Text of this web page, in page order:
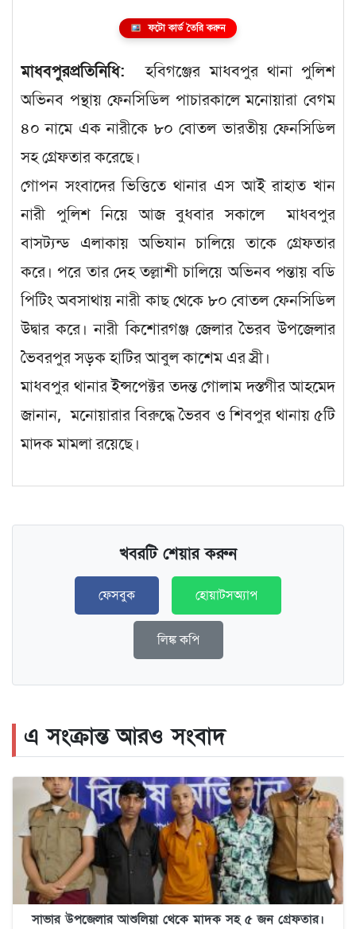
ফটো কার্ড তৈরি করুন
মাধবপুরপ্রতিনিধি:হবিগঞ্জের মাধবপুর থানা পুলিশ
অভিনব পন্থায় ফেনসিডিল পাচারকালে মনোয়ারা বেগম
৪০ নামে এক নারীকে ৮০ বোতল ভারতীয় ফেনসিডিল
সহ গ্রেফতার করেছে।
গোপন সংবাদের ভিত্তিতে থানার এস আই রাহাত খান
নারী পুলিশ নিয়ে আজ বুধবার সকালে মাধবপুর
বাসট্যন্ড এলাকায় অভিযান চালিয়ে তাকে গ্রেফতার
করে। পরে তার দেহ তল্লাশী চালিয়ে অভিনব পন্তায় বডি
পিটিং অবসাথায় নারী কাছ থেকে ৮০ বোতল ফেনসিডিল
উদ্বার করে। নারী কিশোরগঞ্জ জেলার ভৈরব উপজেলার
ভৈবরপুর সড়ক হাটির আবুল কাশেম এর স্রী।
মাধবপুর থানার ইন্সপেক্টর তদন্ত গোলাম দস্তগীর আহমেদ
জানান, মনোয়ারার বিরুদ্ধে ভৈরব ও শিবপুর থানায় ৫টি
মাদক মামলা রয়েছে।
খবরটি শেয়ার করুন
ফেসবুক হোয়াটসঅ্যাপ
লিঙ্ক কপি
এ সংক্রান্ত আরও সংবাদ
সাভার উপজেলার আশুলিয়া থেকে মাদক সহ ৫ জন গ্রেফতার।